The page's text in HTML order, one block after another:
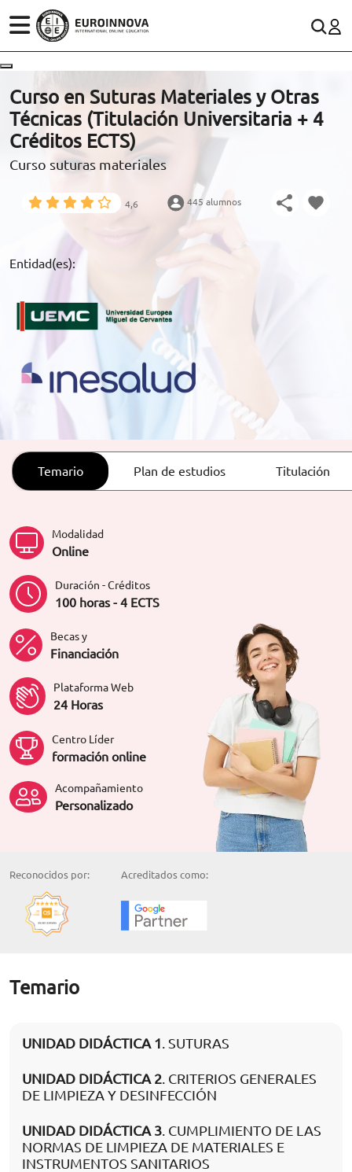
ÁREAS
ESTUDIOS
CONOCE EUROINNOVA
RECURSOS EDUCATIVOS
ARTÍCULOS
ORIENTACIÓN LABORAL
(+34)958 050 200(gratuito en España)
900 831 200
Curso en Suturas Materiales y Otras
Técnicas (Titulación Universitaria + 4
Créditos ECTS)
Curso suturas materiales
4,6 445 alumnos
Entidad(es):
Temario Plan de estudios Titulación
Modalidad
Online
Duración - Créditos
100 horas - 4 ECTS
Becas y
Financiación
Plataforma Web
24 Horas
Centro Líder
formación online
Acompañamiento
Personalizado
Reconocidos por: Acreditados como:
Temario
UNIDAD DIDÁCTICA 1. SUTURAS
UNIDAD DIDÁCTICA 2. CRITERIOS GENERALES
DE LIMPIEZA Y DESINFECCIÓN
UNIDAD DIDÁCTICA 3. CUMPLIMIENTO DE LAS
NORMAS DE LIMPIEZA DE MATERIALES E
INSTRUMENTOS SANITARIOS